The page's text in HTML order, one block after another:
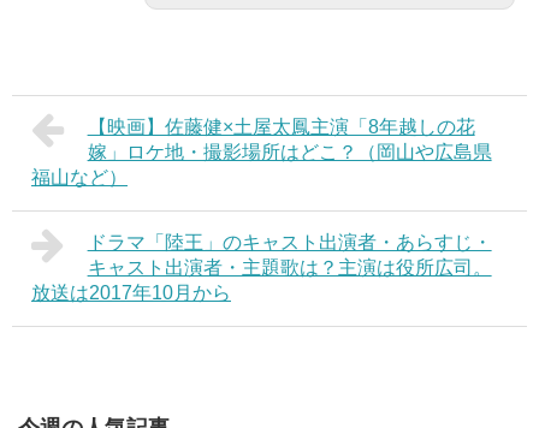
【映画】佐藤健×土屋太鳳主演「8年越しの花
嫁」ロケ地・撮影場所はどこ？（岡山や広島県
福山など）
ドラマ「陸王」のキャスト出演者・あらすじ・
キャスト出演者・主題歌は？主演は役所広司。
放送は2017年10月から